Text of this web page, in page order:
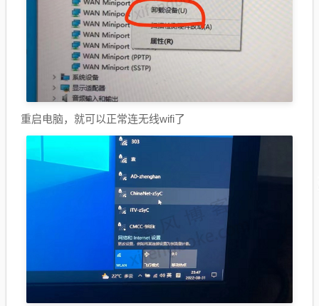
重启电脑，就可以正常连无线wifi了